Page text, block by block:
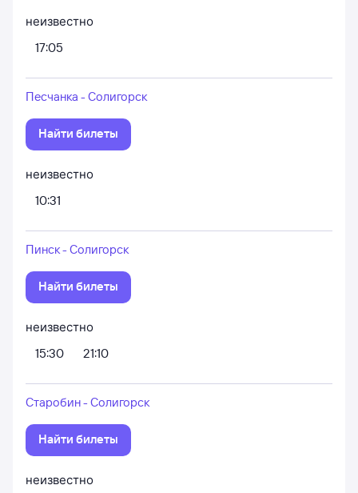
неизвестно
17:05
Песчанка - Солигорск
Найти билеты
неизвестно
10:31
Пинск - Солигорск
Найти билеты
неизвестно
15:30
21:10
Старобин - Солигорск
Найти билеты
неизвестно